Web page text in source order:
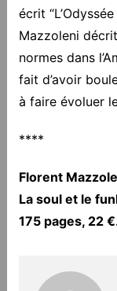
écrit
Mazzoleni
normes dans
fait d’avoir
à faire évoluer
****
Florent
La soul et le
175 pages, 22